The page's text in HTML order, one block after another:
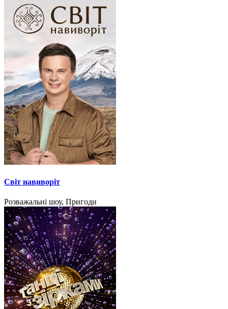
Світ навиворіт
Розважальні шоу, Пригоди